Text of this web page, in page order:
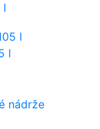
l
l
nádrže